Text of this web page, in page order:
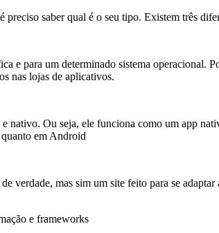
preciso saber qual é o seu tipo. Existem três
e para um determinado sistema operacional.
nas lojas de aplicativos.
nativo. Ou seja, ele funciona como um app
em Android
verdade, mas sim um site feito para se
e frameworks